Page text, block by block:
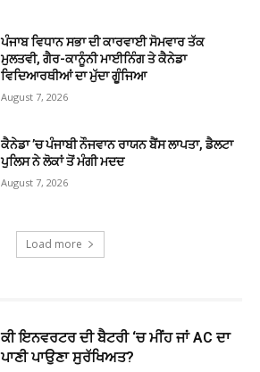
ਪੰਜਾਬ ਵਿਧਾਨ ਸਭਾ ਦੀ ਕਾਰਵਾਈ ਸੋਮਵਾਰ ਤੱਕ
ਮੁਲਤਵੀ, ਗੈਰ-ਕਾਨੂੰਨੀ ਮਾਈਨਿੰਗ ਤੇ ਕੈਨੇਡਾ
ਵਿਦਿਆਰਥੀਆਂ ਦਾ ਮੁੱਦਾ ਗੂੰਜਿਆ
August 7, 2026
ਕੈਨੇਡਾ ’ਚ ਪੰਜਾਬੀ ਨੌਜਵਾਨ ਰਾਯਨ ਬੈਂਸ ਲਾਪਤਾ, ਡੈਲਟਾ
ਪੁਲਿਸ ਨੇ ਲੋਕਾਂ ਤੋਂ ਮੰਗੀ ਮਦਦ
August 7, 2026
Load more
ਕੀ ਇਨਵਰਟਰ ਦੀ ਬੈਟਰੀ ‘ਚ ਮੀਂਹ ਜਾਂ AC ਦਾ
ਪਾਣੀ ਪਾਉਣਾ ਸੁਰੱਖਿਅਤ?